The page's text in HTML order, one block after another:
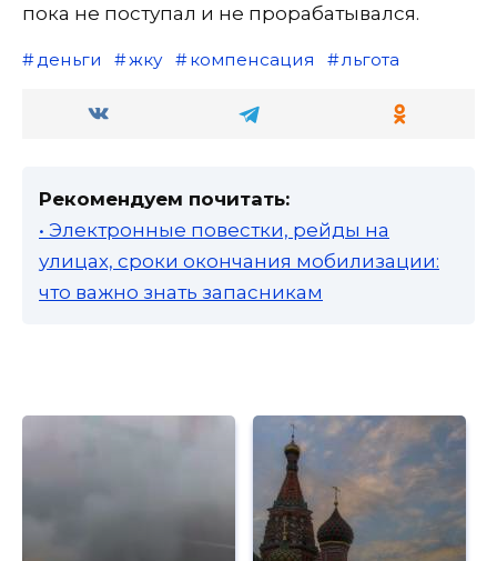
пока не поступал и не прорабатывался.
деньги жку компенсация льгота
Рекомендуем почитать:
• Электронные повестки, рейды на
улицах, сроки окончания мобилизации:
что важно знать запасникам